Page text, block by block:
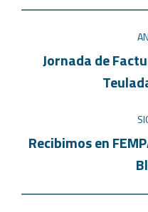
Jornada de
Recibimos en